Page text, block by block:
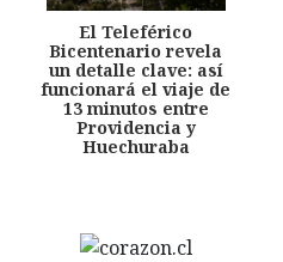
El Teleférico
Bicentenario revela
un detalle clave: así
funcionará el viaje de
13 minutos entre
Providencia y
Huechuraba